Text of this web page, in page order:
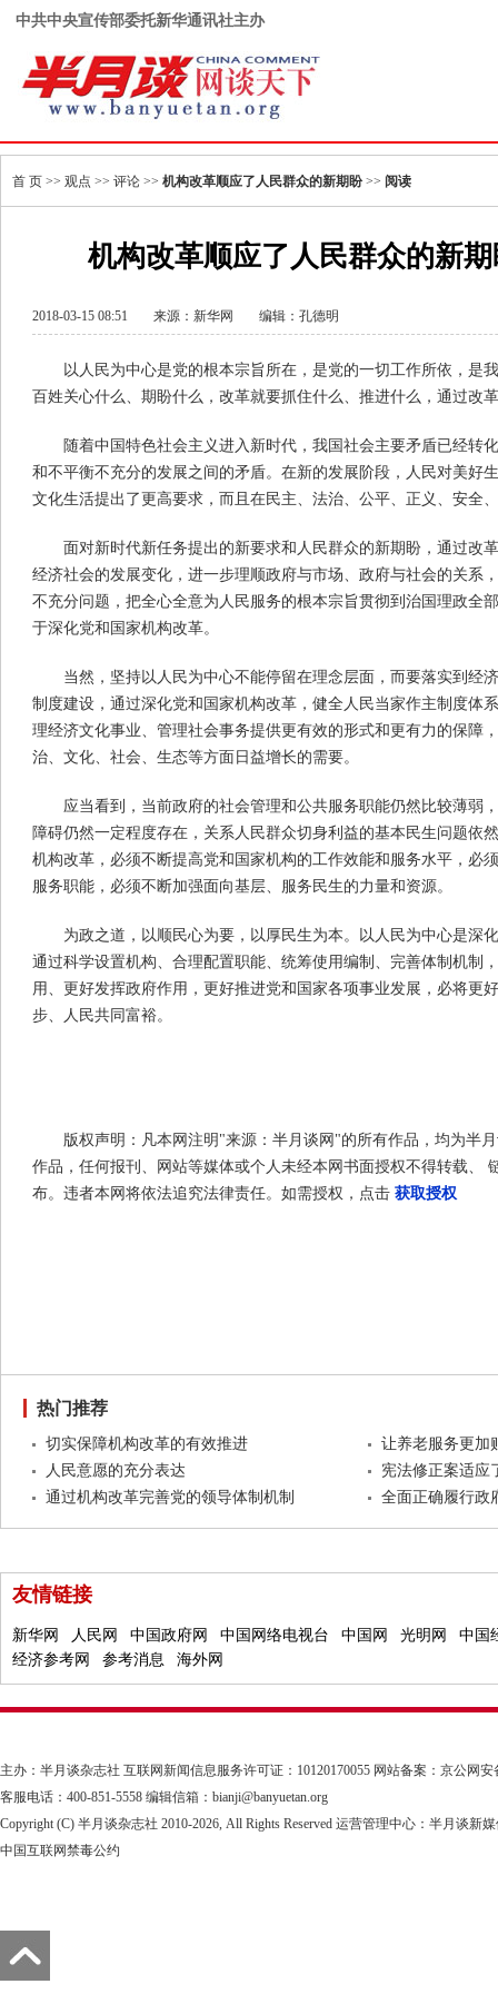
中共中央宣传部委托新华通讯社主办
首 页 >> 观点 >> 评论 >> 机构改革顺应了人民群众的新期盼>> 阅读
机构改革顺应了人民群众的新期
2018-03-15 08:51 来源： 新华网 编辑：孔德明
以人民为中心是党的根本宗旨所在，是党的一切工作所依，是
百姓关心什么、期盼什么，改革就要抓住什么、推进什么，通过改
随着中国特色社会主义进入新时代，我国社会主要矛盾已经转
和不平衡不充分的发展之间的矛盾。在新的发展阶段，人民对美好
文化生活提出了更高要求，而且在民主、法治、公平、正义、安全
面对新时代新任务提出的新要求和人民群众的新期盼，通过改
经济社会的发展变化，进一步理顺政府与市场、政府与社会的关系
不充分问题，把全心全意为人民服务的根本宗旨贯彻到治国理政全
于深化党和国家机构改革。
当然，坚持以人民为中心不能停留在理念层面，而要落实到经
制度建设，通过深化党和国家机构改革，健全人民当家作主制度体
理经济文化事业、管理社会事务提供更有效的形式和更有力的保障
治、文化、社会、生态等方面日益增长的需要。
应当看到，当前政府的社会管理和公共服务职能仍然比较薄弱
障碍仍然一定程度存在，关系人民群众切身利益的基本民生问题依
机构改革，必须不断提高党和国家机构的工作效能和服务水平，必
服务职能，必须不断加强面向基层、服务民生的力量和资源。
为政之道，以顺民心为要，以厚民生为本。以人民为中心是深
通过科学设置机构、合理配置职能、统筹使用编制、完善体制机制
用、更好发挥政府作用，更好推进党和国家各项事业发展，必将更
步、人民共同富裕。
版权声明：凡本网注明"来源：半月谈网"的所有作品，均为半
作品，任何报刊、网站等媒体或个人未经本网书面授权不得转载、
布。违者本网将依法追究法律责任。如需授权，点击 获取授权
热门推荐
切实保障机构改革的有效推进
让养老服务更加
人民意愿的充分表达
宪法修正案适应
通过机构改革完善党的领导体制机制
全面正确履行政
友情链接
新华网 人民网 中国政府网 中国网络电视台 中国网 光明网
中国
经济参考网
参考消息 海外网
主办：半月谈杂志社 互联网新闻信息服务许可证：10120170055 网站备案：京公网安
客服电话：400-851-5558 编辑信箱：bianji@banyuetan.org
Copyright (C) 半月谈杂志社 2010-2026, All Rights Reserved 运营管理中心：半月谈新
中国互联网禁毒公约